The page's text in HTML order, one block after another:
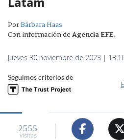
PorBárbara Haas
Con información deAgencia EFE.
Jueves 30 noviembre de 2023 |
Seguimos criterios de
2555
visitas